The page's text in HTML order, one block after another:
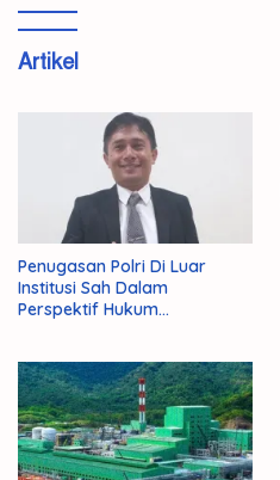
Artikel
Penugasan Polri Di Luar
Institusi Sah Dalam
Perspektif Hukum